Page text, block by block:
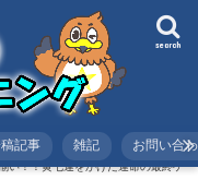
search
記事 雑記 お問い合
い！！黄七連をかけた運命の最終ゲ